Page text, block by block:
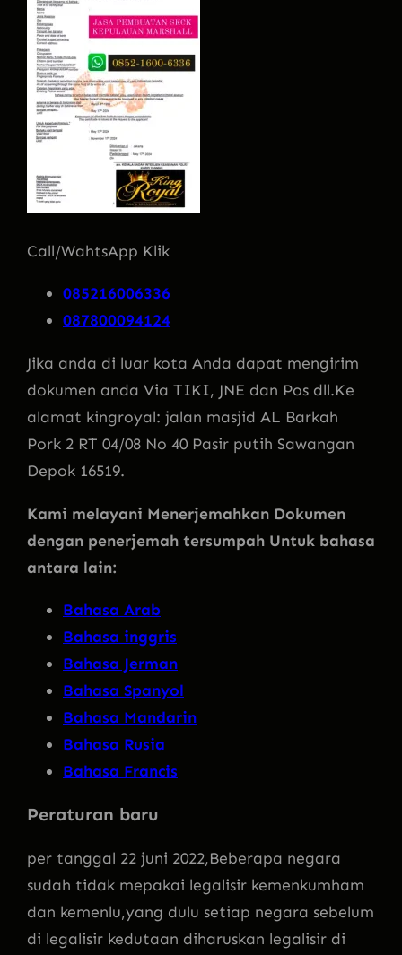
Call/WahtsApp Klik
085216006336
087800094124
Jika anda di luar kota Anda dapat mengirim
dokumen anda Via TIKI, JNE dan Pos dll.Ke
alamat kingroyal: jalan masjid AL Barkah
Pork 2 RT 04/08 No 40 Pasir putih Sawangan
Depok 16519.
Kami melayani Menerjemahkan Dokumen
dengan penerjemah tersumpah Untuk bahasa
antara lain:
Bahasa Arab
Bahasa inggris
Bahasa Jerman
Bahasa Spanyol
Bahasa Mandarin
Bahasa Rusia
Bahasa Francis
Peraturan baru
per tanggal 22 juni 2022,Beberapa negara
sudah tidak mepakai legalisir kemenkumham
dan kemenlu,yang dulu setiap negara sebelum
di legalisir kedutaan diharuskan legalisir di